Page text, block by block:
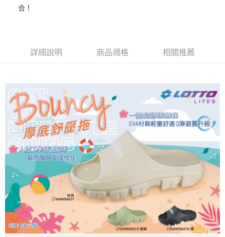
每筆NT$80，滿NT$1,000(含以上)免運費
合！
詳細說明 商品規格 相關推薦